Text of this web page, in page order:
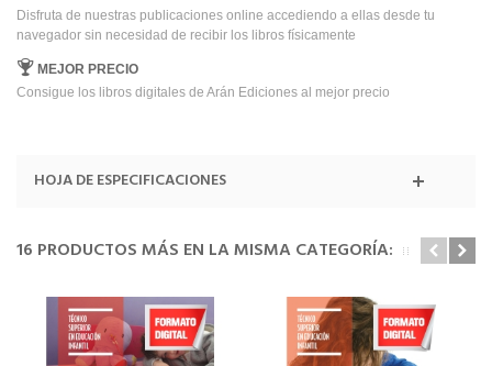
Disfruta de nuestras publicaciones online accediendo a ellas desde tu
navegador sin necesidad de recibir los libros físicamente
MEJOR PRECIO
Consigue los libros digitales de Arán Ediciones al mejor precio
HOJA DE ESPECIFICACIONES
16 PRODUCTOS MÁS EN LA MISMA CATEGORÍA: